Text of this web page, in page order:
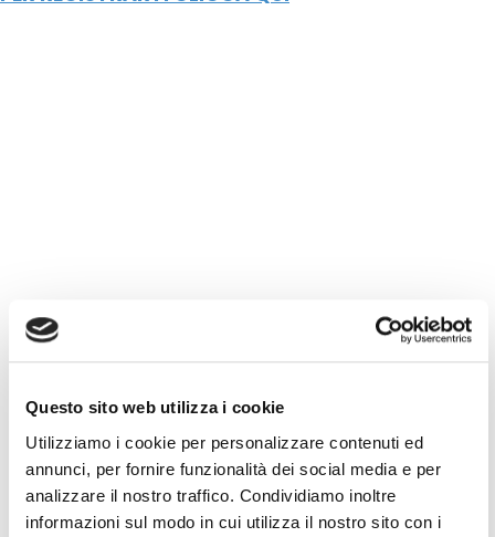
Questo sito web utilizza i cookie
Utilizziamo i cookie per personalizzare contenuti ed
annunci, per fornire funzionalità dei social media e per
analizzare il nostro traffico. Condividiamo inoltre
informazioni sul modo in cui utilizza il nostro sito con i